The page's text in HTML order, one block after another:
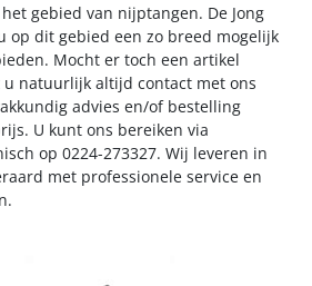
gebied van nijptangen. De Jong
op dit gebied een zo breed mogelijk
Mocht er toch een artikel
natuurlijk altijd contact met ons
advies en/of bestelling
U kunt ons bereiken via
op 0224-273327. Wij leveren in
met professionele service en